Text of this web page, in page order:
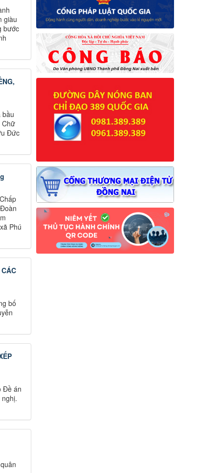
giàu
bước
bầu
Chữ
Đức
Phú
bố
Đề án